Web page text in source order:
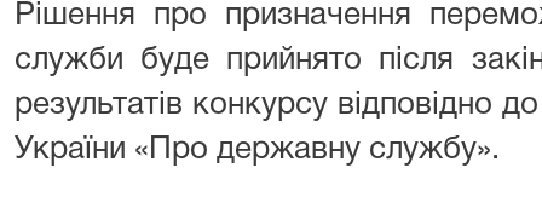
Рішення про призначення
служби буде прийнято після
результатів конкурсу відповідно
України «Про державну службу».